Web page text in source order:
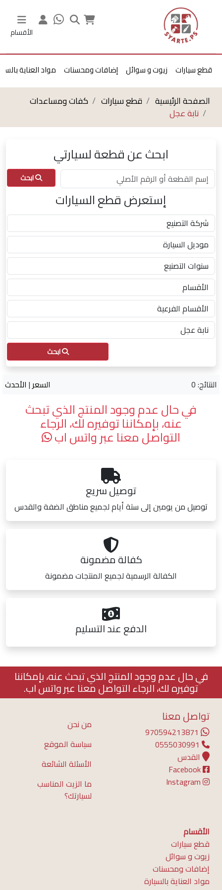
الأقسام
قطع سيارات زيوت و سوائل إضافات ومحسنات مواد العناية
الصفحة الرئيسية قطع سيارات كفات ومساعدات
نابة عجل
ابحث عن قطعة لسيارتي
ابحث
إستعرض قطع السيارات
ابحث
النتائج: 0 السعر | الأحدث
في حال عدم وجود المنتج الذي تبحث
عنه، بإمكاننا توفيره لك، الرجاء
التواصل معنا عبر واتس اب
توصيل سريع
توصيل من يومين إلى ستة أيام لجميع مناطق الضفة والقدس
كفالة مضمونة
الكفالة الرسمية لجميع المنتجات مضمونة
الدفع عند التسليم
في حال عدم وجود المنتج الذي تبحث عنه، بإمكاننا
توفيره لك، الرجاء التواصل معنا عبر واتس اب.
تواصل معنا
0555030991
القدس
من نحن
سياسة الموقع
الأسئلة الشائعة
ما الزيت المناسب
لسيارتك؟
الأقسام
قطع سيارات
زيوت و سوائل
إضافات ومحسنات
مواد العناية بالسيارة